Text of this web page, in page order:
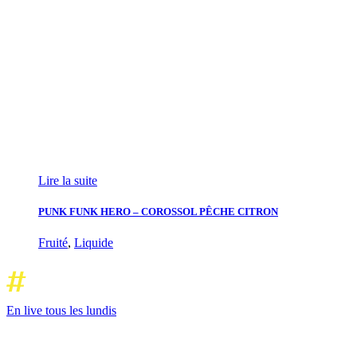
Lire la suite
PUNK FUNK HERO – COROSSOL PÊCHE CITRON
Fruité, Liquide
En live tous les lundis